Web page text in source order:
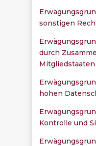
sonstigen
durch
Mitgliedstaaten
hohen
Kontrolle und